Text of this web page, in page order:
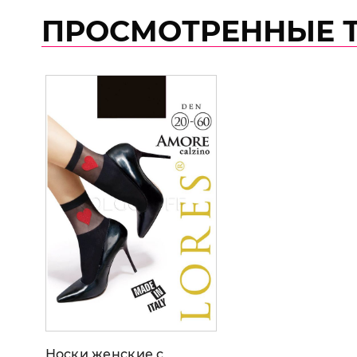
ПРОСМОТРЕННЫЕ
Носки женские с